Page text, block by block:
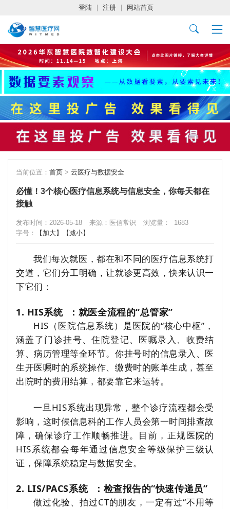
登陆 注册 网站首页
当前位置： 首页 > 云医疗与数据安全
必懂！3个核心医疗信息系统与信息安全，你每天都在
接触
发布时间：2026-05-18 来源：医信常识 浏览量：
1683
字号：
【加大】 【减小】
我们每次就医，都在和不同的医疗信息系统打
交道，它们分工明确，让就诊更高效，快来认识一
下它们：
1. HIS系统 ：就医全流程的“总管家”
HIS（医院信息系统）是医院的“核心中枢”，
涵盖了门诊挂号、住院登记、医嘱录入、收费结
算、病历管理等全环节。你挂号时的信息录入、医
生开医嘱时的系统操作、缴费时的账单生成，甚至
出院时的费用结算，都要靠它来运转。
一旦HIS系统出现异常，整个诊疗流程都会受
影响，这时候信息科的工作人员会第一时间排查故
障，确保诊疗工作顺畅推进。目前，正规医院的
HIS系统都会每年通过信息安全等级保护三级认
证，保障系统稳定与数据安全。
2. LIS/PACS系统 ：检查报告的“快速传递员”
做过化验、拍过CT的朋友，一定有过“不用等